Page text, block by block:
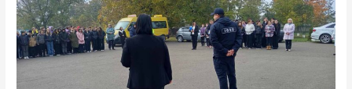
raionului
Florești